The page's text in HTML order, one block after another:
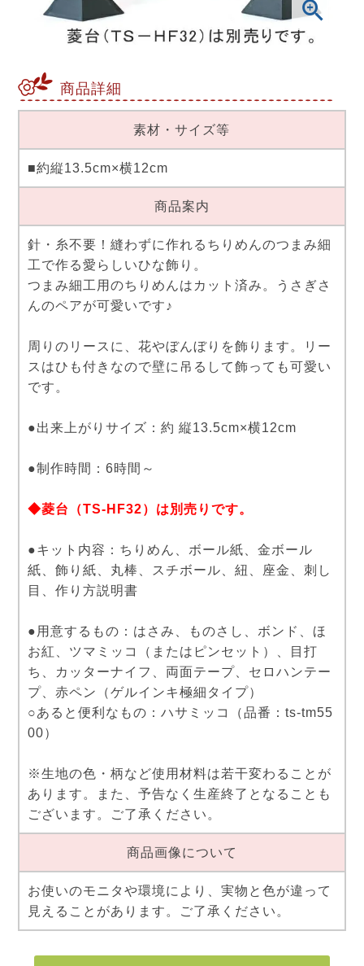
商品詳細
素材・サイズ等
■約縦13.5cm×横12cm
商品案内
針・糸不要！縫わずに作れるちりめんのつまみ細
工で作る愛らしいひな飾り。
つまみ細工用のちりめんはカット済み。うさぎさ
んのペアが可愛いです♪
周りのリースに、花やぼんぼりを飾ります。リー
スはひも付きなので壁に吊るして飾っても可愛い
です。
●出来上がりサイズ：約 縦13.5cm×横12cm
●制作時間：6時間～
◆菱台（TS-HF32）は別売りです。
●キット内容：ちりめん、ボール紙、金ボール
紙、飾り紙、丸棒、スチボール、紐、座金、刺し
目、作り方説明書
●用意するもの：はさみ、ものさし、ボンド、ほ
お紅、ツマミッコ（またはピンセット）、目打
ち、カッターナイフ、両面テープ、セロハンテー
プ、赤ペン（ゲルインキ極細タイプ）
○あると便利なもの：ハサミッコ（品番：ts-tm55
00）
※生地の色・柄など使用材料は若干変わることが
あります。また、予告なく生産終了となることも
ございます。ご了承ください。
商品画像について
お使いのモニタや環境により、実物と色が違って
見えることがあります。ご了承ください。